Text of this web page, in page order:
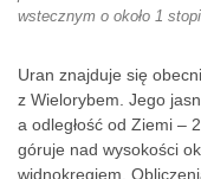
wstecznym o około 1
Uran znajduje się
z Wielorybem. Jego
a odległość od Ziemi –
góruje nad wysokości
widnokręgiem.